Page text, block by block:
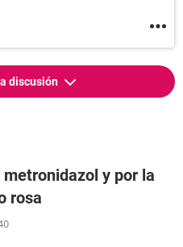
discusión
y por la
rosa